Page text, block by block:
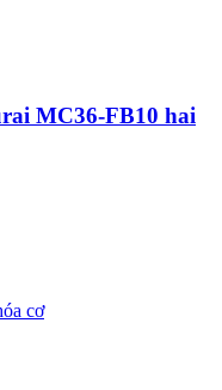
MC36-FB10 hai